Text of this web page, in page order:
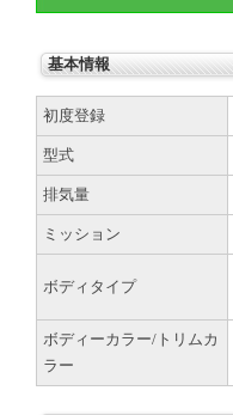
基本情報
初度登録
型式
排気量
ミッション
ボディタイプ
ボディーカラー/トリムカ
ラー